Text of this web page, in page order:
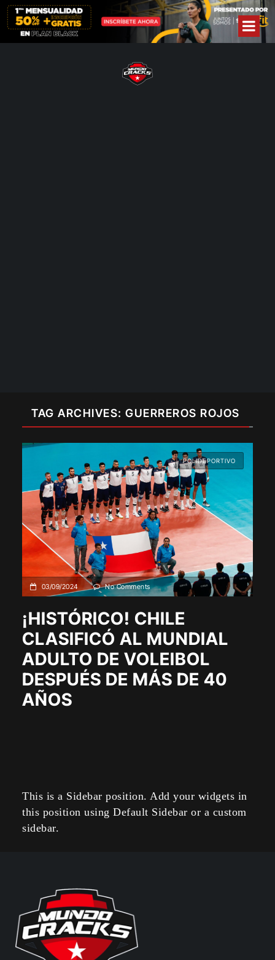
TAG ARCHIVES: GUERREROS ROJOS
POLIDEPORTIVO
03/09/2024 No Comments
¡HISTÓRICO! CHILE
CLASIFICÓ AL MUNDIAL
ADULTO DE VOLEIBOL
DESPUÉS DE MÁS DE 40
AÑOS
This is a Sidebar position. Add your widgets in
this position using Default Sidebar or a custom
sidebar.